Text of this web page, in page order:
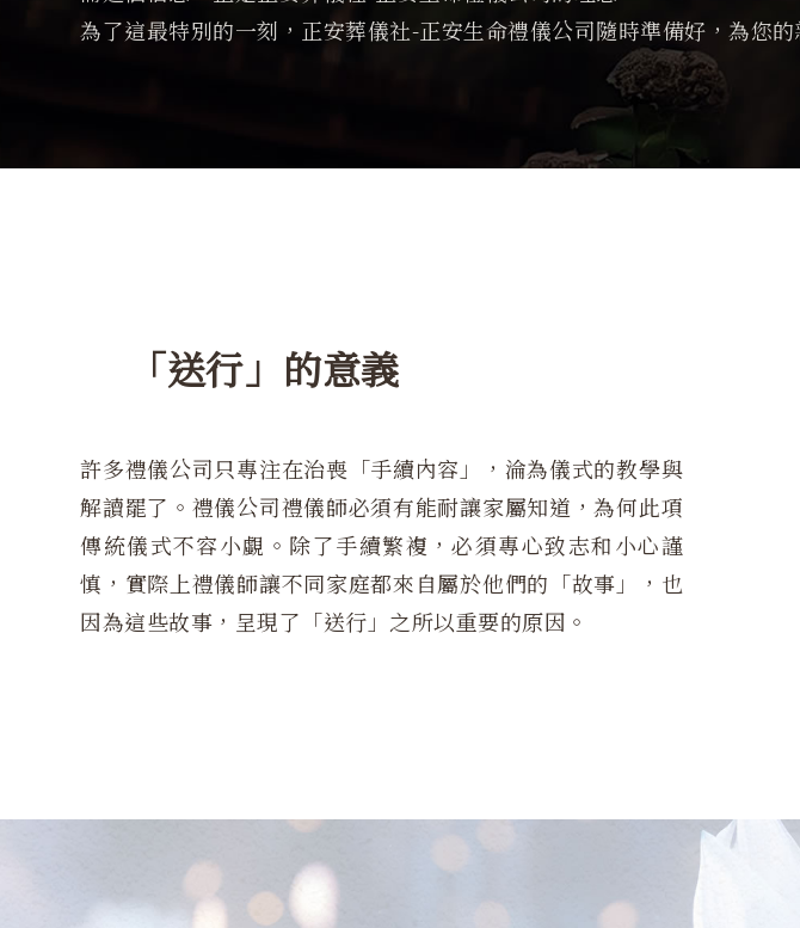
為了這最特別的一刻，正安葬儀社-正安生命禮儀公司隨時準備好，為您
「送行」的意義
許多禮儀公司只專注在治喪「手續內容」，淪為儀式的教學與
解讀罷了。禮儀公司禮儀師必須有能耐讓家屬知道，為何此項
傳統儀式不容小覷。除了手續繁複，必須專心致志和小心謹
慎，實際上禮儀師讓不同家庭都來自屬於他們的「故事」，也
因為這些故事，呈現了「送行」之所以重要的原因。